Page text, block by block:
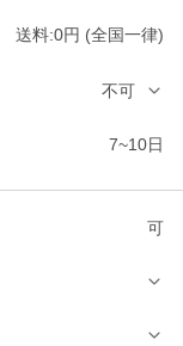
送料:0円 (全国一律)
不可
7~10日
可